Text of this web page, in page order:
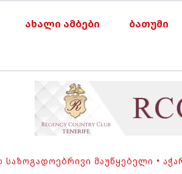
ახალი ამბები ბათუმი
ᲡᲐᲖᲝᲒᲐᲓᲝᲔᲑᲠᲘᲕᲘ ᲛᲐᲣᲬᲧᲔᲑᲔᲚᲘ •